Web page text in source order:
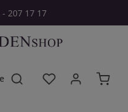
207 17 17
Du hast 0